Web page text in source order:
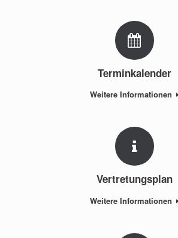
Terminkalender
Weitere Informationen
Vertretungsplan
Weitere Informationen